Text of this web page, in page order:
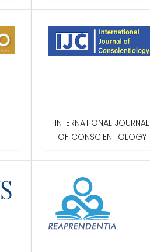
INTERNATIONAL JOURNAL
OF CONSCIENTIOLOGY